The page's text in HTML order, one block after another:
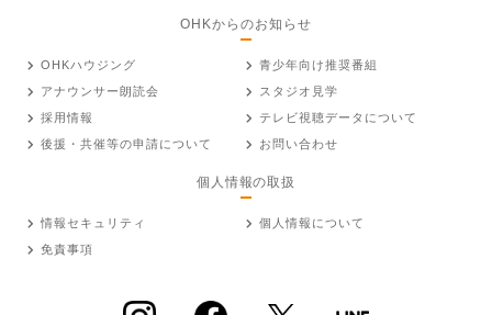
OHKからのお知らせ
OHKハウジング
青少年向け推奨番組
アナウンサー朗読会
スタジオ見学
採用情報
テレビ視聴データについて
後援・共催等の申請について
お問い合わせ
個人情報の取扱
情報セキュリティ
個人情報について
免責事項